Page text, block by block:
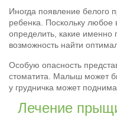
Иногда появление белого
ребенка. Поскольку
определить, какие именно
возможность найти
Особую опасность
стоматита. Малыш может
у грудничка может
Лечение